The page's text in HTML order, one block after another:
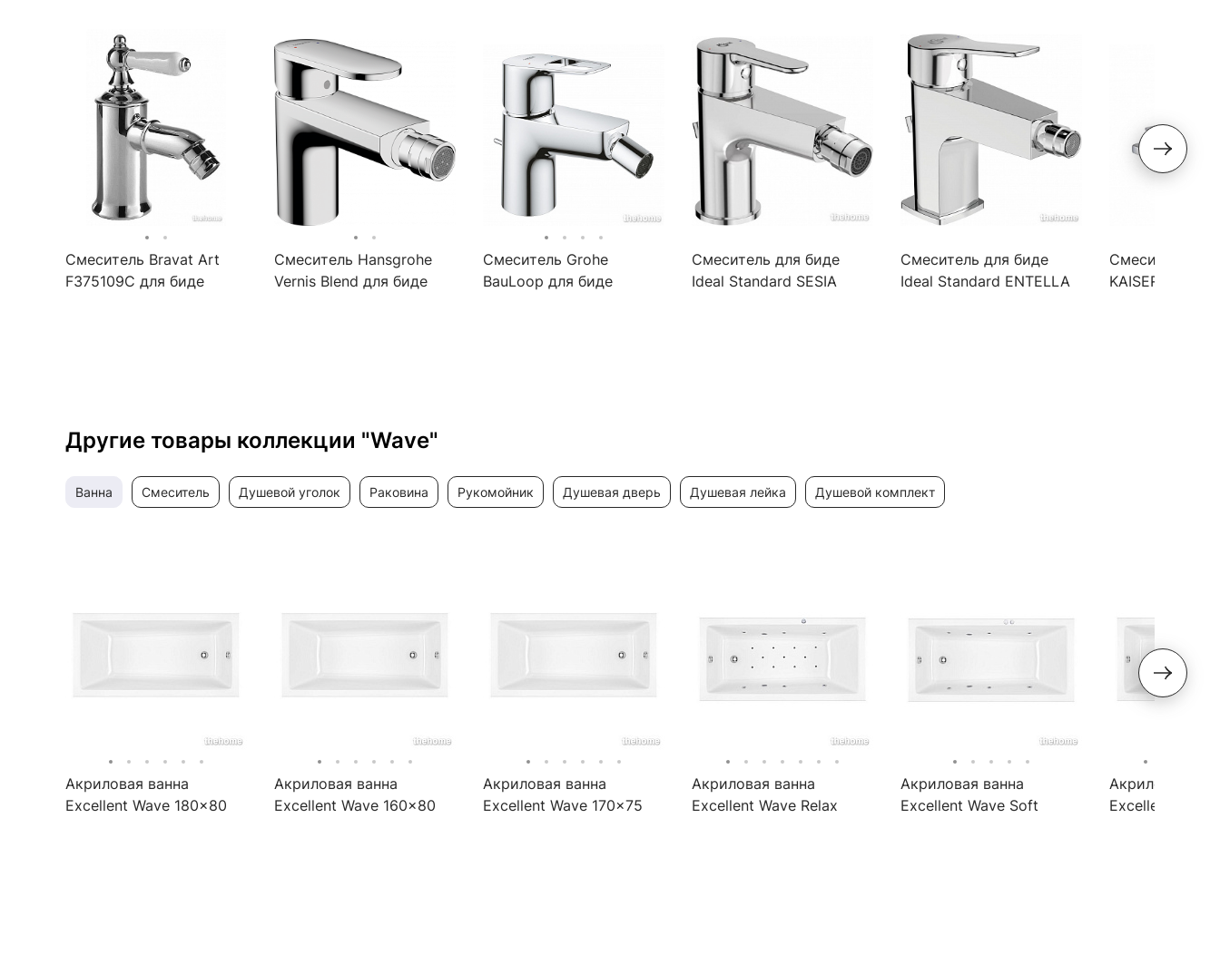
Смеситель Bravat Art
F375109C для биде
Смеситель Hansgrohe
Vernis Blend для биде
Смеситель Grohe
BauLoop для биде
Смеситель для биде
Ideal Standard SESIA
Смеситель для биде
Ideal Standard ENTELLA
Смеситель
KAISER Sonat
Другие товары коллекции "Wave"
ванна смеситель душевой уголок раковина рукомойник душевая дверь душевая лейка душевой комплект
Акриловая ванна
Excellent Wave 180x80
Акриловая ванна
Excellent Wave 160x80
Акриловая ванна
Excellent Wave 170x75
Акриловая ванна
Excellent Wave Relax
Акриловая ванна
Excellent Wave Soft
Акриловая
Excellent Wave